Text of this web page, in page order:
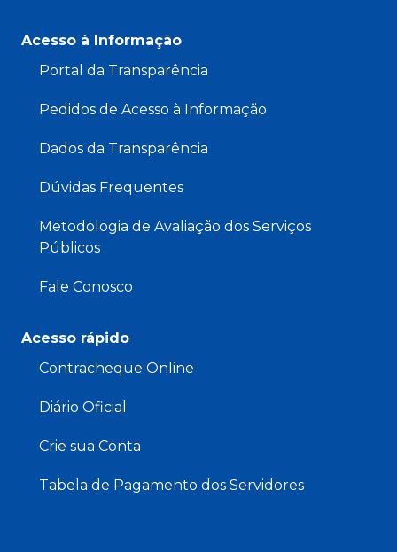
Acesso à Informação
Portal da Transparência
Pedidos de Acesso à Informação
Dados da Transparência
Dúvidas Frequentes
Metodologia de Avaliação dos Serviços
Públicos
Fale Conosco
Acesso rápido
Contracheque Online
Diário Oficial
Crie sua Conta
Tabela de Pagamento dos Servidores